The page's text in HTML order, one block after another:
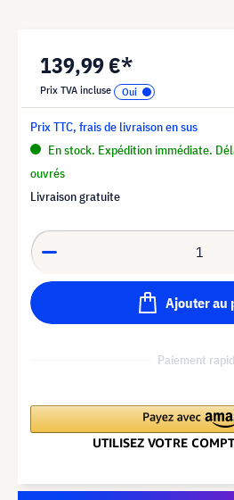
139,99 €*
Prix TVA incluse
Prix TTC, frais de livraison en sus
En stock. Expédition immédiate.
ouvrés
Livraison gratuite
Ajouter au
Paiement